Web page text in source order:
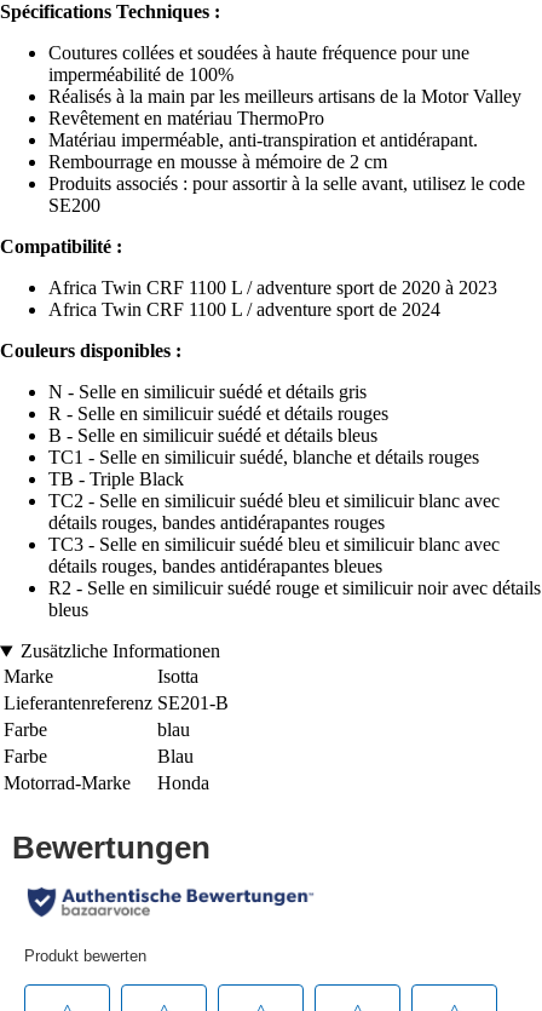
Spécifications Techniques :
Coutures collées et soudées à haute fréquence pour une
imperméabilité de 100%
Réalisés à la main par les meilleurs artisans de la Motor Valley
Revêtement en matériau ThermoPro
Matériau imperméable, anti-transpiration et antidérapant.
Rembourrage en mousse à mémoire de 2 cm
Produits associés : pour assortir à la selle avant, utilisez le code
SE200
Compatibilité :
Africa Twin CRF 1100 L / adventure sport de 2020 à 2023
Africa Twin CRF 1100 L / adventure sport de 2024
Couleurs disponibles :
N - Selle en similicuir suédé et détails gris
R - Selle en similicuir suédé et détails rouges
B - Selle en similicuir suédé et détails bleus
TC1 - Selle en similicuir suédé, blanche et détails rouges
TB - Triple Black
TC2 - Selle en similicuir suédé bleu et similicuir blanc avec
détails rouges, bandes antidérapantes rouges
TC3 - Selle en similicuir suédé bleu et similicuir blanc avec
détails rouges, bandes antidérapantes bleues
R2 - Selle en similicuir suédé rouge et similicuir noir avec détails
bleus
Zusätzliche Informationen
Marke
Isotta
Lieferantenreferenz SE201-B
Farbe
blau
Farbe
Blau
Motorrad-Marke
Honda